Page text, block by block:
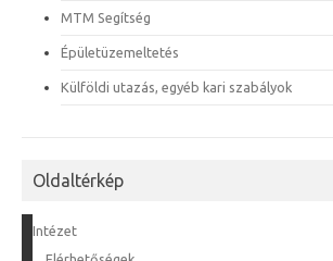
MTM Segítség
Épületüzemeltetés
Külföldi utazás, egyéb kari szabályok
Oldaltérkép
Intézet